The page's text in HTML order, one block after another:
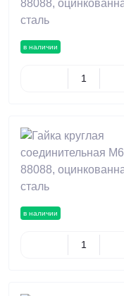
в наличии
в наличии